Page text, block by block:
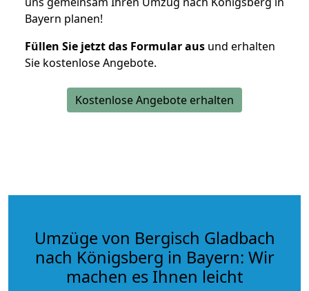
Bayern planen!
Füllen Sie jetzt das Formular aus und erhalten
Sie kostenlose Angebote.
Kostenlose Angebote erhalten
Umzüge von Bergisch Gladbach
nach Königsberg in Bayern: Wir
machen es Ihnen leicht